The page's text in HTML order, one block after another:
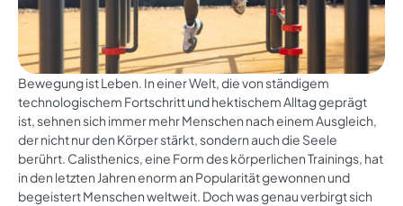
Bewegung ist Leben. In einer Welt, die von ständigem
technologischem Fortschritt und hektischem Alltag geprägt
ist, sehnen sich immer mehr Menschen nach einem Ausgleich,
der nicht nur den Körper stärkt, sondern auch die Seele
berührt. Calisthenics, eine Form des körperlichen Trainings, hat
in den letzten Jahren enorm an Popularität gewonnen und
begeistert Menschen weltweit. Doch was genau verbirgt sich